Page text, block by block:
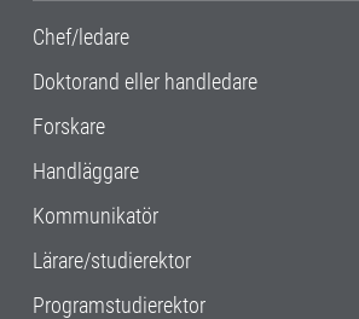
Chef/ledare
Doktorand eller handledare
Forskare
Handläggare
Kommunikatör
Lärare/studierektor
Programstudierektor